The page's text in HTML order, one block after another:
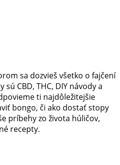
sa dozvieš všetko o fajčení
CBD, THC, DIY návody a
ti najdôležitejšie
bongo, či ako dostať stopy
príbehy zo života húličov,
recepty.